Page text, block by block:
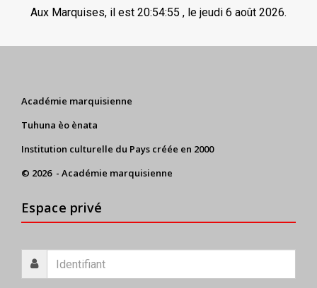
Aux Marquises, il est 20:54:56 , le jeudi 6 août 2026.
Académie marquisienne
Tuhuna èo ènata
Institution culturelle du Pays créée en 2000
© 2026 - Académie marquisienne
Espace privé